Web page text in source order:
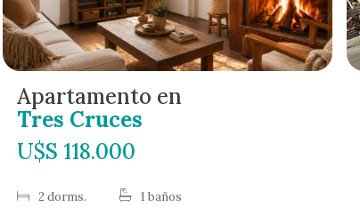
Apartamento en
Tres Cruces
U$S 118.000
2 dorms. 1 baños